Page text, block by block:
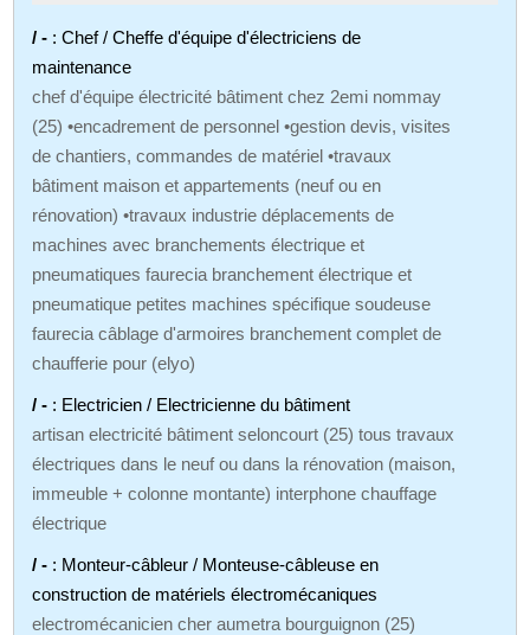
/ - : Chef / Cheffe d'équipe d'électriciens de
maintenance
chef d'équipe électricité bâtiment chez 2emi nommay
(25) •encadrement de personnel •gestion devis, visites
de chantiers, commandes de matériel •travaux
bâtiment maison et appartements (neuf ou en
rénovation) •travaux industrie déplacements de
machines avec branchements électrique et
pneumatiques faurecia branchement électrique et
pneumatique petites machines spécifique soudeuse
faurecia câblage d'armoires branchement complet de
chaufferie pour (elyo)
/ - : Electricien / Electricienne du bâtiment
artisan electricité bâtiment seloncourt (25) tous travaux
électriques dans le neuf ou dans la rénovation (maison,
immeuble + colonne montante) interphone chauffage
électrique
/ - : Monteur-câbleur / Monteuse-câbleuse en
construction de matériels électromécaniques
electromécanicien cher aumetra bourguignon (25)